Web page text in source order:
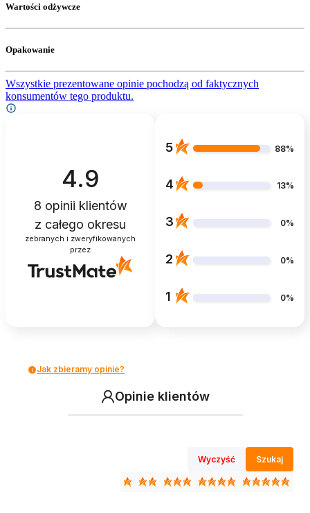
Wartości odżywcze
Opakowanie
Wszystkie prezentowane opinie pochodzą od faktycznych
konsumentów tego produktu.
4.9
8 opinii klientów
z całego okresu
zebranych i zweryfikowanych
przez
5 88%
4 13%
3 0%
2 0%
1 0%
Jak zbieramy opinie?
Opinie klientów
Wyczyść Szukaj